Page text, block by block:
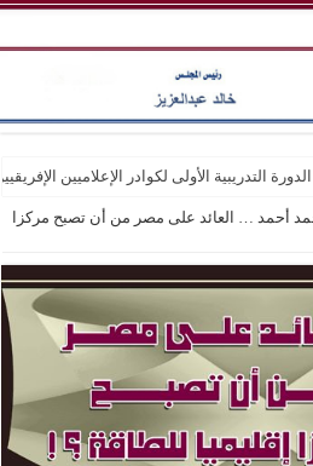
التدريبية الأولى لكوادر الإعلاميين
أحمد … العائد على مصر من أن تصبح مركزا